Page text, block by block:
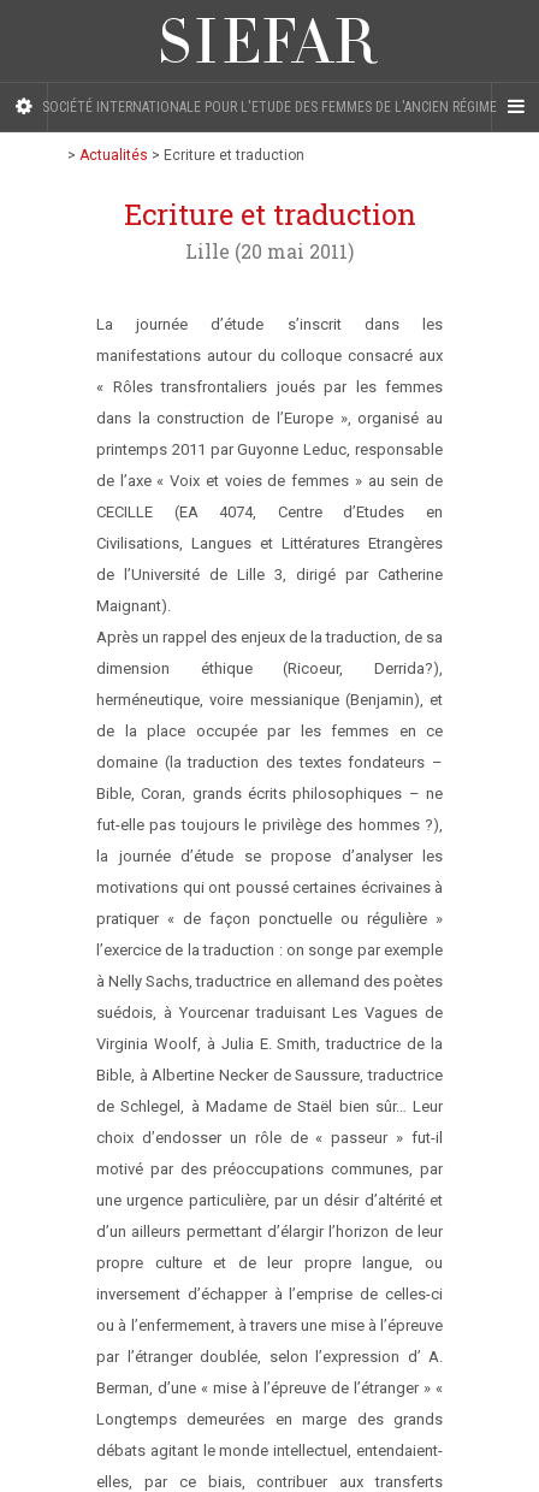
SOCIÉTÉ INTERNATIONALE POUR L'ETUDE DES FEMMES DE L'ANCIEN RÉGIME
> Actualités > Ecriture et traduction
Ecriture et traduction
Lille (20 mai 2011)
La journée d’étude s’inscrit dans les
manifestations autour du colloque consacré aux
« Rôles transfrontaliers joués par les femmes
dans la construction de l’Europe », organisé au
printemps 2011 par Guyonne Leduc, responsable
de l’axe « Voix et voies de femmes » au sein de
CECILLE (EA 4074, Centre d’Etudes en
Civilisations, Langues et Littératures Etrangères
de l’Université de Lille 3, dirigé par Catherine
Maignant).
Après un rappel des enjeux de la traduction, de sa
dimension éthique (Ricoeur, Derrida?),
herméneutique, voire messianique (Benjamin), et
de la place occupée par les femmes en ce
domaine (la traduction des textes fondateurs –
Bible, Coran, grands écrits philosophiques – ne
fut-elle pas toujours le privilège des hommes ?),
la journée d’étude se propose d’analyser les
motivations qui ont poussé certaines écrivaines à
pratiquer « de façon ponctuelle ou régulière »
l’exercice de la traduction : on songe par exemple
à Nelly Sachs, traductrice en allemand des poètes
suédois, à Yourcenar traduisant Les Vagues de
Virginia Woolf, à Julia E. Smith, traductrice de la
Bible, à Albertine Necker de Saussure, traductrice
de Schlegel, à Madame de Staël bien sûr… Leur
choix d’endosser un rôle de « passeur » fut-il
motivé par des préoccupations communes, par
une urgence particulière, par un désir d’altérité et
d’un ailleurs permettant d’élargir l’horizon de leur
propre culture et de leur propre langue, ou
inversement d’échapper à l’emprise de celles-ci
ou à l’enfermement, à travers une mise à l’épreuve
par l’étranger doublée, selon l’expression d’ A.
Berman, d’une « mise à l’épreuve de l’étranger » «
Longtemps demeurées en marge des grands
débats agitant le monde intellectuel, entendaient-
elles, par ce biais, contribuer aux transferts